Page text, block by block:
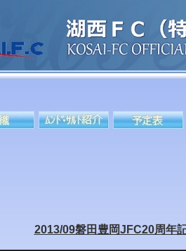
2013/09磐田豊岡JFC20周年